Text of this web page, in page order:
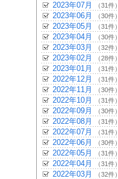
2023年07月 （31件）
2023年06月 （30件）
2023年05月 （31件）
2023年04月 （30件）
2023年03月 （32件）
2023年02月 （28件）
2023年01月 （31件）
2022年12月 （31件）
2022年11月 （30件）
2022年10月 （31件）
2022年09月 （30件）
2022年08月 （31件）
2022年07月 （31件）
2022年06月 （30件）
2022年05月 （31件）
2022年04月 （31件）
2022年03月 （32件）